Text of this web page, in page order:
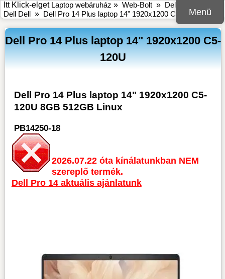
Menü
Itt Klick-elget Laptop webáruház » Web-Bolt » Dell
Dell Dell » Dell Pro 14 Plus laptop 14" 1920x1200 C5-120U 8GB
Dell Pro 14 Plus laptop 14" 1920x1200 C5-
120U
Dell Pro 14 Plus laptop 14" 1920x1200 C5-
120U 8GB 512GB Linux
PB14250-18
2026.07.22 óta kínálatunkban NEM
szereplő termék.
Dell Pro 14 aktuális ajánlatunk